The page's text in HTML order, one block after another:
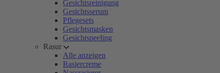
Gesichtsreinigung
Gesichtsserum
Pflegesets
Gesichtsmasken
Gesichtspeeling
Rasur
Alle anzeigen
Rasiercreme